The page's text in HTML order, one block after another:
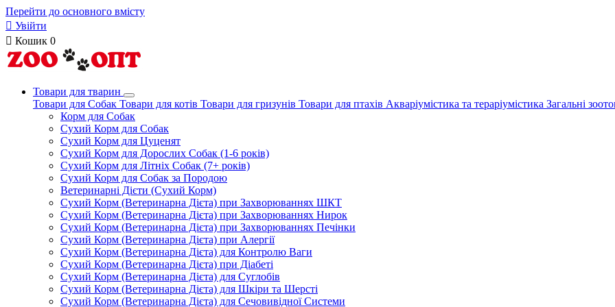
Перейти до основного вмісту
 Увійти
 Кошик 0
Товари для тварин
Товари для Собак Товари для котів Товари для гризунів Товари для птахів Акваріумістика та тераріумістика Загальні
Корм для Собак
Сухий Корм для Собак
Сухий Корм для Цуценят
Сухий Корм для Дорослих Собак (1-6 років)
Сухий Корм для Літніх Собак (7+ років)
Сухий Корм для Собак за Породою
Ветеринарні Дієти (Сухий Корм)
Сухий Корм (Ветеринарна Дієта) при Захворюваннях ШКТ
Сухий Корм (Ветеринарна Дієта) при Захворюваннях Нирок
Сухий Корм (Ветеринарна Дієта) при Захворюваннях Печінки
Сухий Корм (Ветеринарна Дієта) при Алергії
Сухий Корм (Ветеринарна Дієта) для Контролю Ваги
Сухий Корм (Ветеринарна Дієта) при Діабеті
Сухий Корм (Ветеринарна Дієта) для Суглобів
Сухий Корм (Ветеринарна Дієта) для Шкіри та Шерсті
Сухий Корм (Ветеринарна Дієта) для Сечовивідної Системи